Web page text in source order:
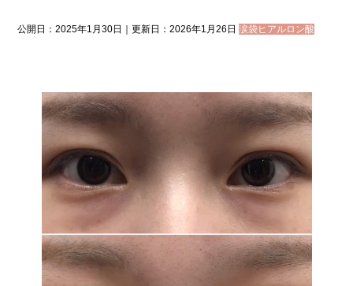
公開日：2025年1月30日｜更新日：2026年1月26日 涙袋ヒアルロン酸